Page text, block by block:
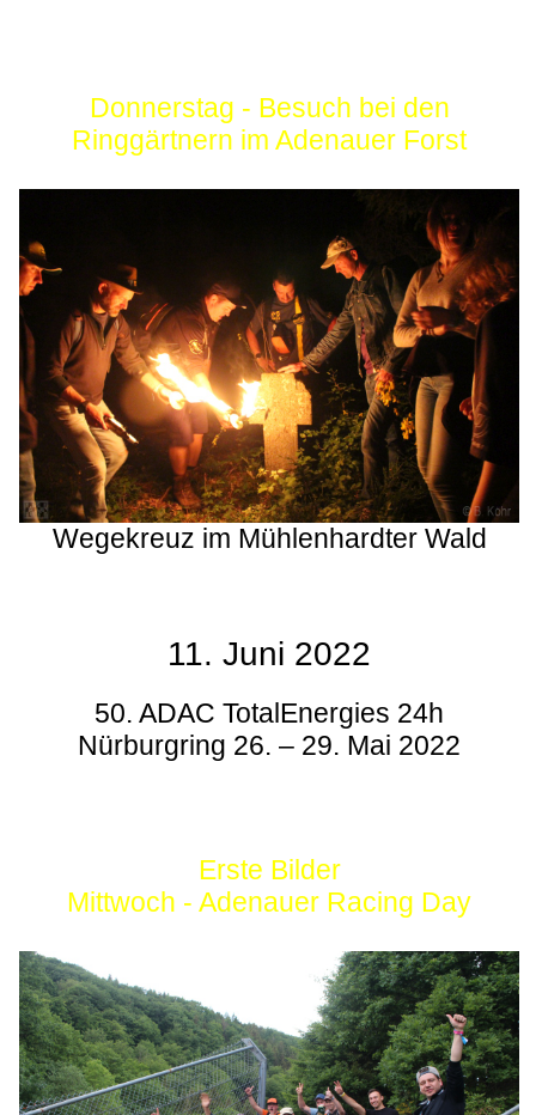
Donnerstag - Besuch bei den
Ringgärtnern im Adenauer Forst
Wegekreuz im Mühlenhardter Wald
11. Juni 2022
50. ADAC TotalEnergies 24h
Nürburgring 26. – 29. Mai 2022
Erste Bilder
Mittwoch - Adenauer Racing Day